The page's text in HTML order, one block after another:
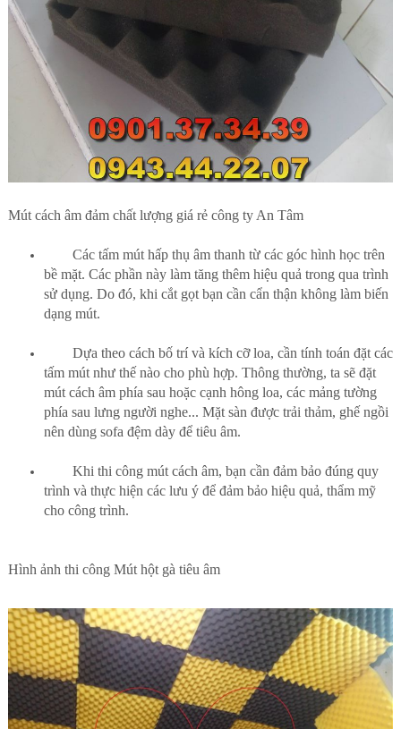
Mút cách âm đảm chất lượng giá rẻ công ty An Tâm
Các tấm mút hấp thụ âm thanh từ các góc hình học trên
bề mặt. Các phần này làm tăng thêm hiệu quả trong qua trình
sử dụng. Do đó, khi cắt gọt bạn cần cẩn thận không làm biến
dạng mút.
Dựa theo cách bố trí và kích cỡ loa, cần tính toán đặt các
tấm mút như thế nào cho phù hợp. Thông thường, ta sẽ đặt
mút cách âm phía sau hoặc cạnh hông loa, các mảng tường
phía sau lưng người nghe... Mặt sàn được trải thảm, ghế ngồi
nên dùng sofa đệm dày để tiêu âm.
Khi thi công mút cách âm, bạn cần đảm bảo đúng quy
trình và thực hiện các lưu ý để đảm bảo hiệu quả, thẩm mỹ
cho công trình.
Hình ảnh thi công Mút hột gà tiêu âm